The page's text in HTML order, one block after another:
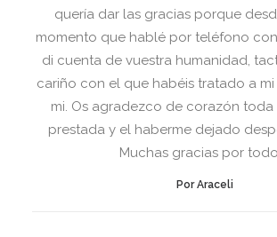
quería dar las gracias porque
momento que hablé por teléfono
di cuenta de vuestra humanidad,
cariño con el que habéis tratado a mi
mi. Os agradezco de corazón
prestada y el haberme dejado
Muchas gracias por todo
Por Araceli